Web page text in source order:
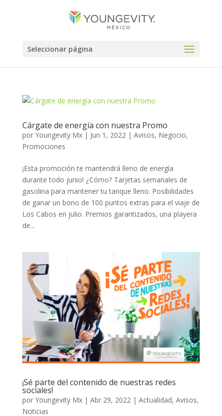
Seleccionar página
Cárgate de energía con nuestra Promo
por Youngevity Mx| Jun 1, 2022| Avisos, Negocio,
Promociones
¡Esta promoción te mantendrá lleno de energía
durante todo junio! ¿Cómo? Tarjetas semanales de
gasolina para mantener tu tanque lleno. Posibilidades
de ganar un bono de 100 puntos extras para el viaje de
Los Cabos en julio. Premios garantizados, una playera
de...
¡Sé parte del contenido de nuestras redes
sociales!
por Youngevity Mx| Abr 29, 2022| Actualidad, Avisos,
Noticias